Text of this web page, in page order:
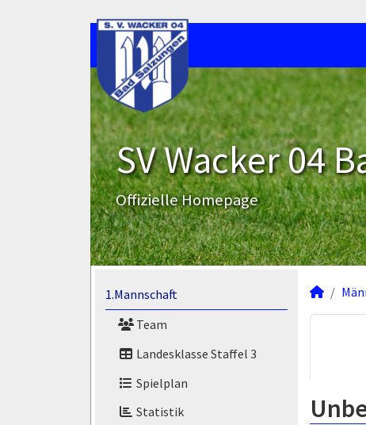
SV Wacker 04
Offizielle Homepage
1.Mannschaft
Team
Landesklasse Staffel 3
Spielplan
Statistik